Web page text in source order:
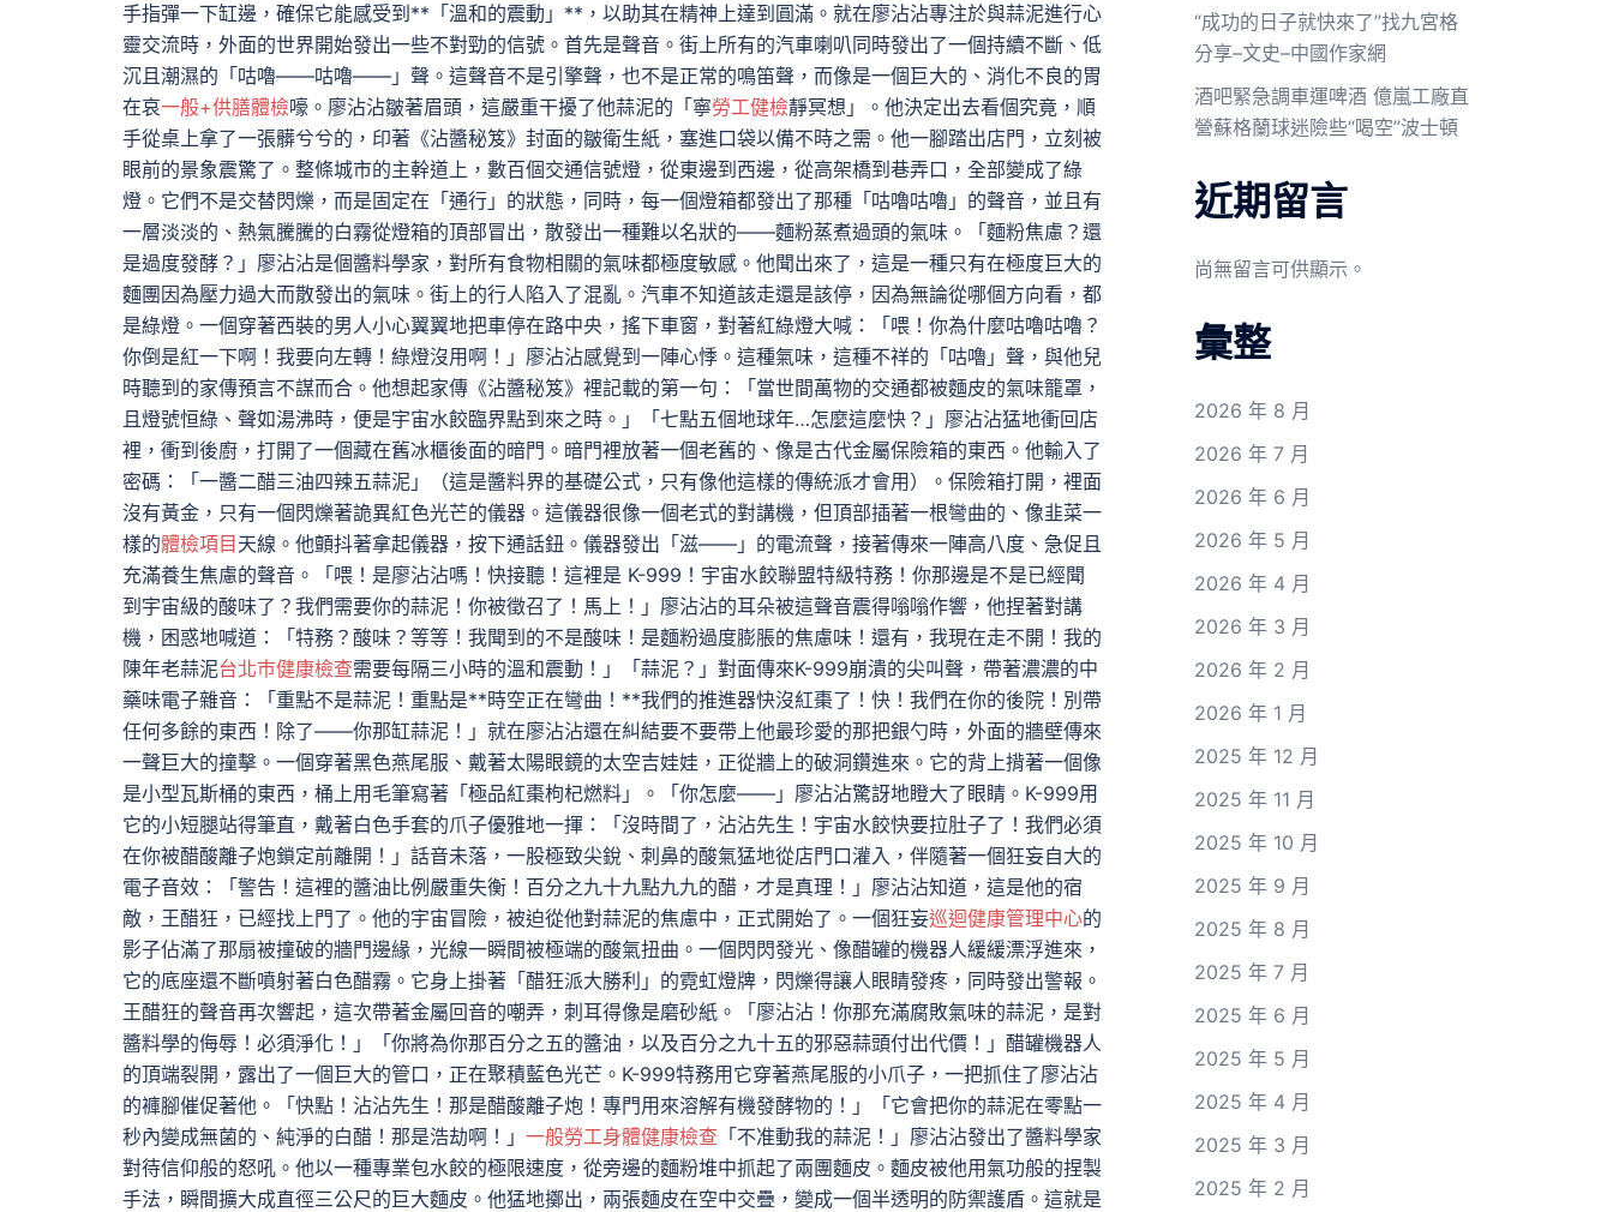
手指彈一下缸邊，確保它能感受到**「溫和的震動」**，以助其在精神上達到圓滿。就在廖沾沾專注於與蒜泥進行心
靈交流時，外面的世界開始發出一些不對勁的信號。首先是聲音。街上所有的汽車喇叭同時發出了一個持續不斷、低
沉且潮濕的「咕嚕——咕嚕——」聲。這聲音不是引擎聲，也不是正常的鳴笛聲，而像是一個巨大的、消化不良的胃
在哀一般+供膳體檢嚎。廖沾沾皺著眉頭，這嚴重干擾了他蒜泥的「寧勞工健檢靜冥想」。他決定出去看個究竟，順
手從桌上拿了一張髒兮兮的，印著《沾醬秘笈》封面的皺衛生紙，塞進口袋以備不時之需。他一腳踏出店門，立刻被
眼前的景象震驚了。整條城市的主幹道上，數百個交通信號燈，從東邊到西邊，從高架橋到巷弄口，全部變成了綠
燈。它們不是交替閃爍，而是固定在「通行」的狀態，同時，每一個燈箱都發出了那種「咕嚕咕嚕」的聲音，並且有
一層淡淡的、熱氣騰騰的白霧從燈箱的頂部冒出，散發出一種難以名狀的——麵粉蒸煮過頭的氣味。「麵粉焦慮？還
是過度發酵？」廖沾沾是個醬料學家，對所有食物相關的氣味都極度敏感。他聞出來了，這是一種只有在極度巨大的
麵團因為壓力過大而散發出的氣味。街上的行人陷入了混亂。汽車不知道該走還是該停，因為無論從哪個方向看，都
是綠燈。一個穿著西裝的男人小心翼翼地把車停在路中央，搖下車窗，對著紅綠燈大喊：「喂！你為什麼咕嚕咕嚕？
你倒是紅一下啊！我要向左轉！綠燈沒用啊！」廖沾沾感覺到一陣心悸。這種氣味，這種不祥的「咕嚕」聲，與他兒
時聽到的家傳預言不謀而合。他想起家傳《沾醬秘笈》裡記載的第一句：「當世間萬物的交通都被麵皮的氣味籠罩，
且燈號恒綠、聲如湯沸時，便是宇宙水餃臨界點到來之時。」「七點五個地球年…怎麼這麼快？」廖沾沾猛地衝回店
裡，衝到後廚，打開了一個藏在舊冰櫃後面的暗門。暗門裡放著一個老舊的、像是古代金屬保險箱的東西。他輸入了
密碼：「一醬二醋三油四辣五蒜泥」（這是醬料界的基礎公式，只有像他這樣的傳統派才會用）。保險箱打開，裡面
沒有黃金，只有一個閃爍著詭異紅色光芒的儀器。這儀器很像一個老式的對講機，但頂部插著一根彎曲的、像韭菜一
樣的體檢項目 天線。他顫抖著拿起儀器，按下通話鈕。儀器發出「滋——」的電流聲，接著傳來一陣高八度、急促且
充滿養生焦慮的聲音。「喂！是廖沾沾嗎！快接聽！這裡是 K-999！宇宙水餃聯盟特級特務！你那邊是不是已經聞
到宇宙級的酸味了？我們需要你的蒜泥！你被徵召了！馬上！」廖沾沾的耳朵被這聲音震得嗡嗡作響，他捏著對講
機，困惑地喊道：「特務？酸味？等等！我聞到的不是酸味！是麵粉過度膨脹的焦慮味！還有，我現在走不開！我的
陳年老蒜泥台北巿健康檢查需要每隔三小時的溫和震動！」「蒜泥？」對面傳來K-999崩潰的尖叫聲，帶著濃濃的中
藥味電子雜音：「重點不是蒜泥！重點是**時空正在彎曲！**我們的推進器快沒紅棗了！快！我們在你的後院！別帶
任何多餘的東西！除了——你那缸蒜泥！」就在廖沾沾還在糾結要不要帶上他最珍愛的那把銀勺時，外面的牆壁傳來
一聲巨大的撞擊。一個穿著黑色燕尾服、戴著太陽眼鏡的太空吉娃娃，正從牆上的破洞鑽進來。它的背上揹著一個像
是小型瓦斯桶的東西，桶上用毛筆寫著「極品紅棗枸杞燃料」。「你怎麼——」廖沾沾驚訝地瞪大了眼睛。K-999用
它的小短腿站得筆直，戴著白色手套的爪子優雅地一揮：「沒時間了，沾沾先生！宇宙水餃快要拉肚子了！我們必須
在你被醋酸離子炮鎖定前離開！」話音未落，一股極致尖銳、刺鼻的酸氣猛地從店門口灌入，伴隨著一個狂妄自大的
電子音效：「警告！這裡的醬油比例嚴重失衡！百分之九十九點九九的醋，才是真理！」廖沾沾知道，這是他的宿
敵，王醋狂，已經找上門了。他的宇宙冒險，被迫從他對蒜泥的焦慮中，正式開始了。一個狂妄巡迴健康管理中心的
影子佔滿了那扇被撞破的牆門邊緣，光線一瞬間被極端的酸氣扭曲。一個閃閃發光、像醋罐的機器人緩緩漂浮進來，
它的底座還不斷噴射著白色醋霧。它身上掛著「醋狂派大勝利」的霓虹燈牌，閃爍得讓人眼睛發疼，同時發出警報。
王醋狂的聲音再次響起，這次帶著金屬回音的嘲弄，刺耳得像是磨砂紙。「廖沾沾！你那充滿腐敗氣味的蒜泥，是對
醬料學的侮辱！必須淨化！」「你將為你那百分之五的醬油，以及百分之九十五的邪惡蒜頭付出代價！」醋罐機器人
的頂端裂開，露出了一個巨大的管口，正在聚積藍色光芒。K-999特務用它穿著燕尾服的小爪子，一把抓住了廖沾沾
的褲腳催促著他。「快點！沾沾先生！那是醋酸離子炮！專門用來溶解有機發酵物的！」「它會把你的蒜泥在零點一
秒內變成無菌的、純淨的白醋！那是浩劫啊！」 一般勞工身體健康檢查 「不准動我的蒜泥！」廖沾沾發出了醬料學家
對待信仰般的怒吼。他以一種專業包水餃的極限速度，從旁邊的麵粉堆中抓起了兩團麵皮。麵皮被他用氣功般的捏製
手法，瞬間擴大成直徑三公尺的巨大麵皮。他猛地擲出，兩張麵皮在空中交疊，變成一個半透明的防禦護盾。這就是
“成功的日子就快來了”找九宮格
分享–文史–中國作家網
酒吧緊急調車運啤酒 億嵐工廠直
營蘇格蘭球迷險些“喝空”波士頓
近期留言
尚無留言可供顯示。
彙整
2026 年 8 月
2026 年 7 月
2026 年 6 月
2026 年 5 月
2026 年 4 月
2026 年 3 月
2026 年 2 月
2026 年 1 月
2025 年 12 月
2025 年 11 月
2025 年 10 月
2025 年 9 月
2025 年 8 月
2025 年 7 月
2025 年 6 月
2025 年 5 月
2025 年 4 月
2025 年 3 月
2025 年 2 月